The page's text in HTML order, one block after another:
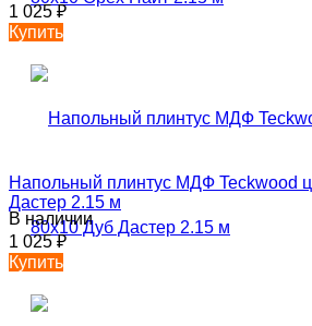
1 025₽
Купить
Напольный плинтус МДФ Teckwood
Дастер 2.15 м
В наличии
1 025₽
Купить